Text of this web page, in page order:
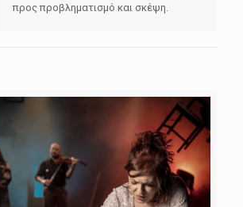
προς προβληματισμό και σκέψη.